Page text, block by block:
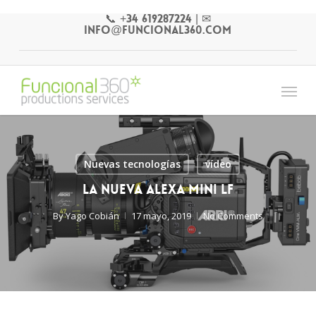
content
📞 +34 619287224| ✉
info@funcional360.com
Menu
Nuevas tecnologías vídeo
La nueva Alexa Mini LF
ByYago Cobián 17 mayo, 2019 No Comments